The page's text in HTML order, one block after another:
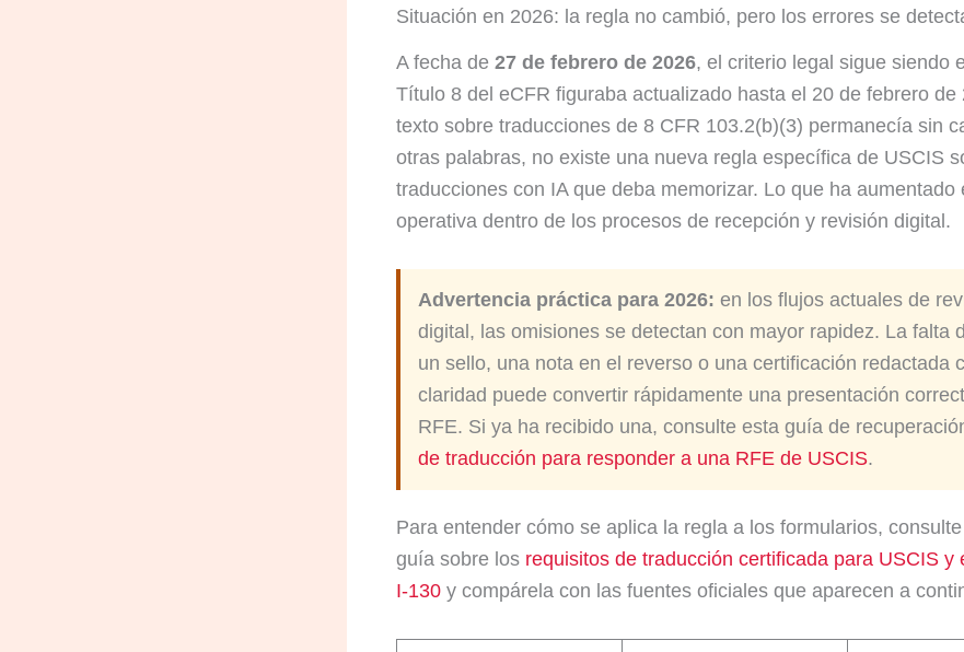
Situación en 2026: la regla no cambió, pero los errores se
A fecha de 27 de febrero de 2026, el criterio legal sigue siendo
Título 8 del eCFR figuraba actualizado hasta el 20 de febrero de
texto sobre traducciones de 8 CFR 103.2(b)(3) permanecía sin
otras palabras, no existe una nueva regla específica de USCIS
traducciones con IA que deba memorizar. Lo que ha aumentado
operativa dentro de los procesos de recepción y revisión digital.
Advertencia práctica para 2026: en los flujos actuales de
digital, las omisiones se detectan con mayor rapidez. La falta
un sello, una nota en el reverso o una certificación redactada
claridad puede convertir rápidamente una presentación
RFE. Si ya ha recibido una, consulte esta guía de
de traducción para responder a una RFE de USCIS.
Para entender cómo se aplica la regla a los formularios,
guía sobre los requisitos de traducción certificada para USCIS y
I-130 y compárela con las fuentes oficiales que aparecen a